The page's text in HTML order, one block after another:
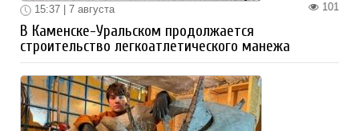
101
15:37 | 7 августа
В Каменске-Уральском продолжается
строительство легкоатлетического манежа